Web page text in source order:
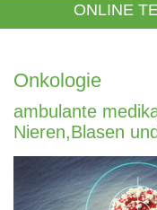
ONLINE
Onkologie
ambulante
Nieren,Blasen